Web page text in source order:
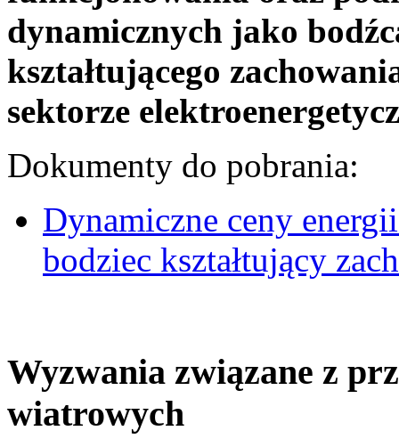
dynamicznych jako
kształtującego
sektorze
Dokumenty do pobrania:
Dynamiczne ceny
bodziec kształtujący
Wyzwania związane z
wiatrowych